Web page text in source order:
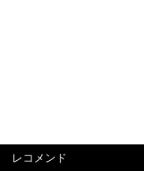
レコメンド